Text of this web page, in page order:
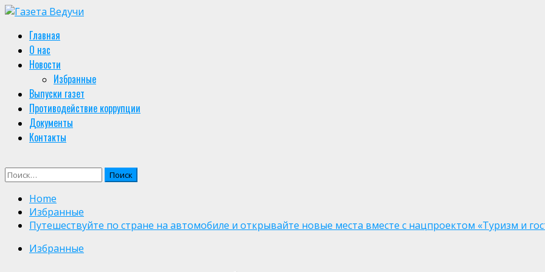
Skip
content
Primary
Menu
Главная
О нас
Новости
Избранные
Выпуски газет
Противодействие коррупции
Документы
Контакты
Найти:
Home
Избранные
Путешествуйте по стране на автомобиле и открывайте новые места вместе с нацпроектом «Туризм и
Избранные